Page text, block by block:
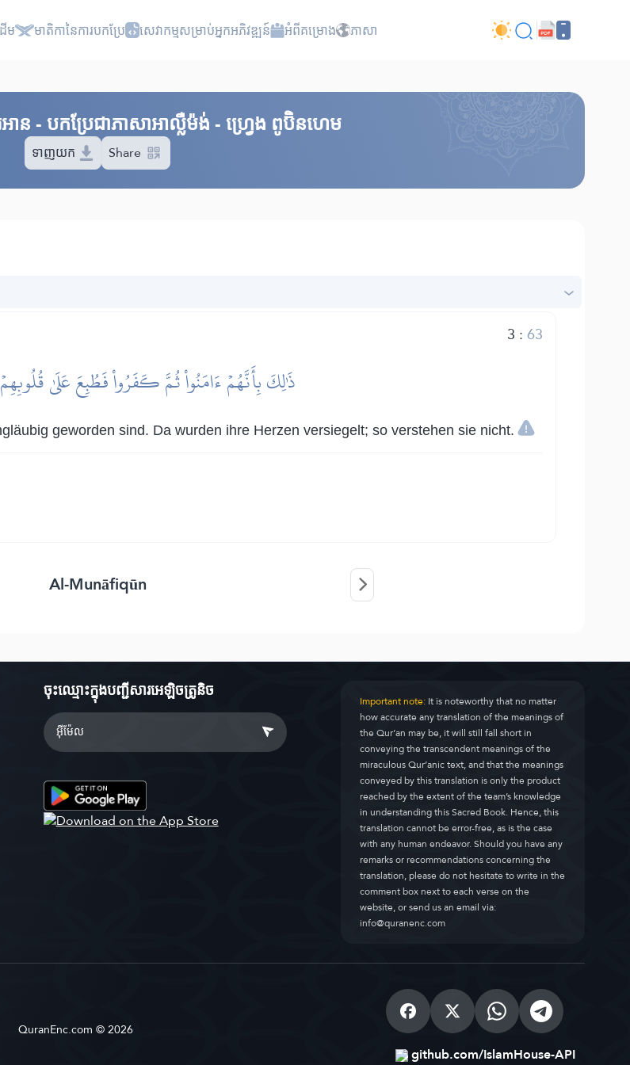
ម មាតិកានៃការបកប្រែ សេវាកម្មសម្រាប់អ្នកអភិវឌ្ឍន៍ អំពី​គម្រោង ភាសា
ាន - បកប្រែជាភាសាអាល្លឺម៉ង់ - ហ្វ្រេង ពូប៊ិនហេម
ទាញយក Share
3 :63
ذَٰلِكَ بِأَنَّهُمۡ ءَامَنُواْ ثُمَّ كَفَرُواْ فَطُبِعَ عَلَىٰ
geworden sind. Da wurden ihre Herzen versiegelt; so verstehen sie nicht.
Al-Munāfiqūn
ចុះឈ្មោះ​ក្នុងបញ្ជីសារអេឡិចត្រូនិច Important note:It is noteworthy that no matter
how accurate any translation of the meanings of
the Qur’an may be, it will still fall short in
conveying the transcendent meanings of the
miraculous Qur’anic text, and that the meanings
conveyed by this translation is only the product
reached by the extent of the team’s knowledge
in understanding this Sacred Book. Hence, this
translation cannot be error-free, as is the case
with any human endeavor. Should you have any
remarks or recommendations concerning the
translation, please do not hesitate to write in the
comment box next to each verse on the
website, or send us an email via:
info@quranenc.com
QuranEnc.com © 2026
github.com/IslamHouse-API